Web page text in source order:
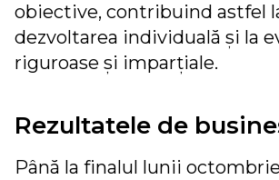
obiective, contribuind astfel
dezvoltarea individuală și la
riguroase și imparțiale.
Rezultatele de
Până la finalul lunii